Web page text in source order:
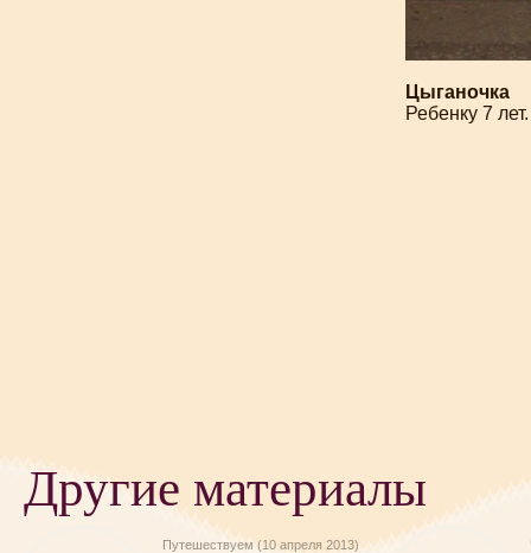
Цыганочка
Ребенку 7
Другие материалы
Путешествуем (10 апреля 2013)